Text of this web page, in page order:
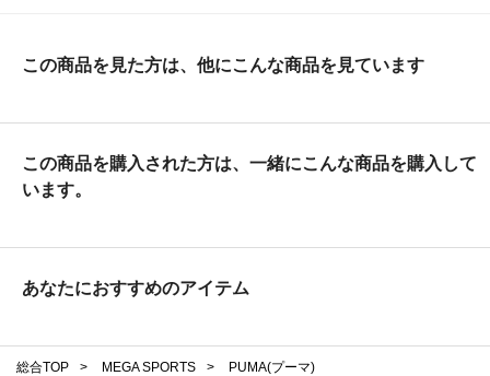
この商品を見た方は、他にこんな商品を見ています
この商品を購入された方は、一緒にこんな商品を購入して
います。
あなたにおすすめのアイテム
総合TOP > MEGA SPORTS >
PUMA(プーマ)